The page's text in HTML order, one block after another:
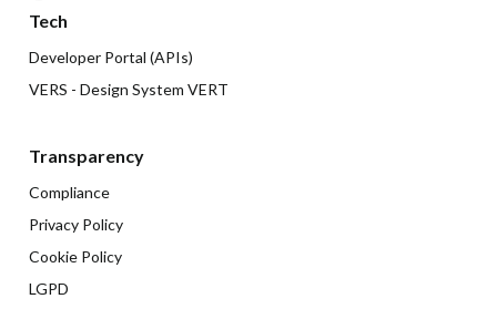
Tech
Developer Portal (APIs)
VERS - Design System VERT
Transparency
Compliance
Privacy Policy
Cookie Policy
LGPD